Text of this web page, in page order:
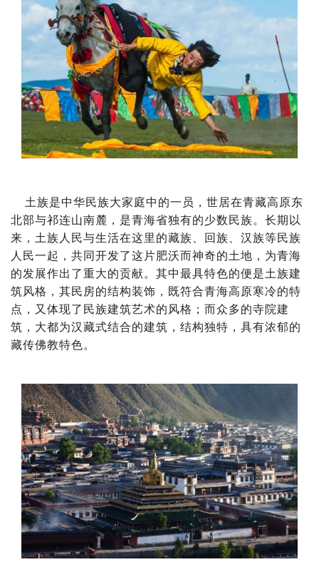
土族是中华民族大家庭中的一员，世居在青藏高原东
北部与祁连山南麓，是青海省独有的少数民族。长期以
来，土族人民与生活在这里的藏族、回族、汉族等民族
人民一起，共同开发了这片肥沃而神奇的土地，为青海
的发展作出了重大的贡献。其中最具特色的便是土族建
筑风格，其民房的结构装饰，既符合青海高原寒冷的特
点，又体现了民族建筑艺术的风格；而众多的寺院建
筑，大都为汉藏式结合的建筑，结构独特，具有浓郁的
藏传佛教特色。